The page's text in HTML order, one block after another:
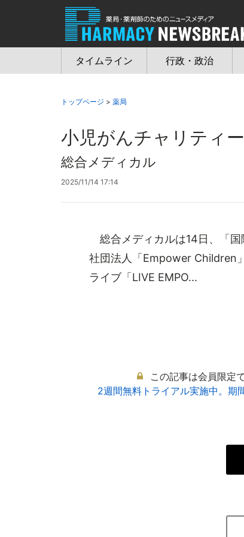
タイムライン 行政・政治
トップページ > 薬局
小児がんチャリティ
総合メディカル
2025/11/14 17:14
総合メディカルは14日、「国
社団法人「Empower Children
ライブ「LIVE EMPO...
この記事は会員限定
2週間無料トライアル実施中。期